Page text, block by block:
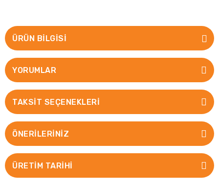
ÜRÜN BILGISI
YORUMLAR
TAKSIT SEÇENEKLERI
ÖNERILERINIZ
ÜRETİM TARİHİ